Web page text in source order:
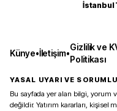
İstanbul
Künye•İletişim•
Gizlilik ve
Politikası
YASAL UYARI VE
Bu sayfada yer alan bilgi, yorum
değildir. Yatırım kararları,